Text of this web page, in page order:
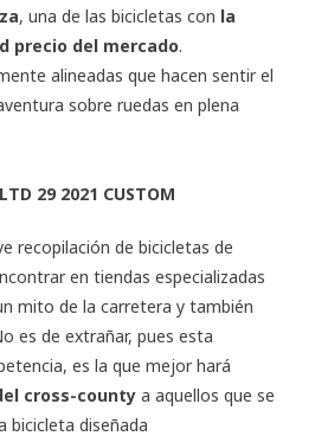
, una de las bicicletas con la
precio del mercado.
alineadas que hacen sentir el
sobre ruedas en plena
29 2021 CUSTOM
recopilación de bicicletas de
en tiendas especializadas
mito de la carretera y también
es de extrañar, pues esta
es la que mejor hará
cross-county a aquellos que se
bicicleta diseñada